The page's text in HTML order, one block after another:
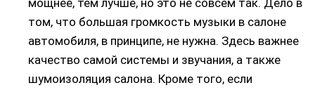
мощнее, тем лучше, но это не совсем так. Дело в
том, что большая громкость музыки в салоне
автомобиля, в принципе, не нужна. Здесь важнее
качество самой системы и звучания, а также
шумоизоляция салона. Кроме того, если